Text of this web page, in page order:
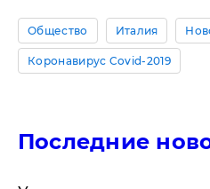
Общество Италия
Коронавирус Covid-2019
Последние